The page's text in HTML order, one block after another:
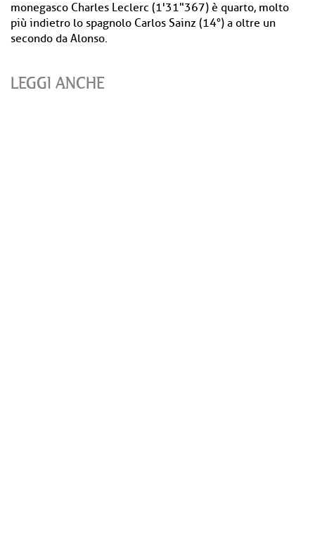
monegasco Charles Leclerc (1'31"367) è quarto, molto
più indietro lo spagnolo Carlos Sainz (14°) a oltre un
secondo da Alonso.
LEGGI ANCHE